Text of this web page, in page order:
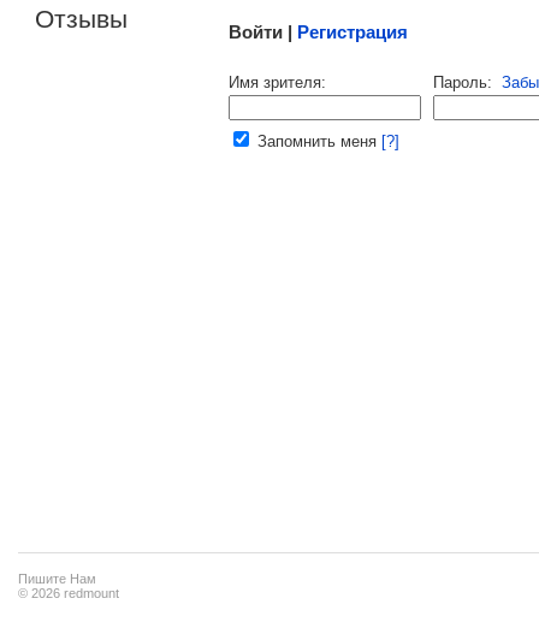
Отзывы Войти | Регистрация
Имя зрителя: Пароль:
Запомнить меня [?]
Пишите Нам
© 2026 redmount